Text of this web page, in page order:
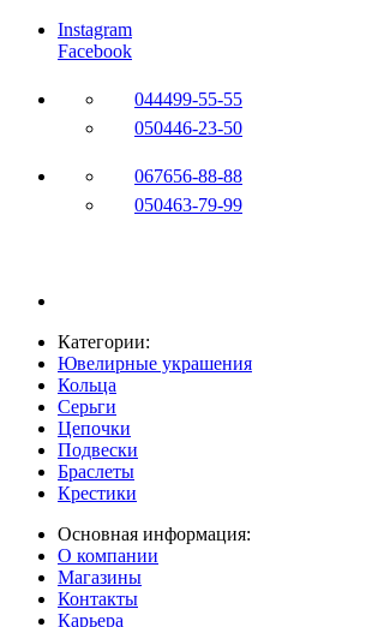
Instagram
Facebook
044499-55-55
050446-23-50
067656-88-88
050463-79-99
Категории:
Ювелирные украшения
Кольца
Серьги
Цепочки
Подвески
Браслеты
Крестики
Основная информация:
О компании
Магазины
Контакты
Карьера